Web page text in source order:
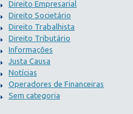
Direito Empresarial
Direito Societário
Direito Trabalhista
Direito Tributário
Informações
Justa Causa
Notícias
Operadores de Financeiras
Sem categoria